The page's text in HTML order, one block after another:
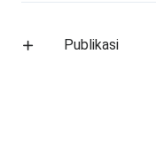
Publikasi